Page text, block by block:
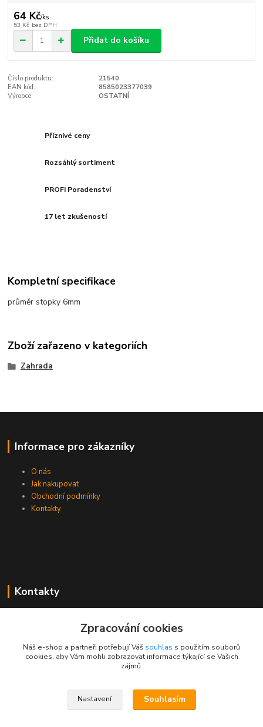
64 Kč/ks
53 Kč bez DPH
Přidat do košíku
Číslo produktu:
21540
EAN kód:
8585023377039
Výrobce:
OSTATNÍ
Příznivé ceny
Rozsáhlý sortiment
PROFI Poradenství
17 let zkušeností
Kompletní specifikace
průměr stopky 6mm
Zboží zařazeno v kategoriích
Zahrada
Informace pro zákazníky
O nás
Jak nakupovat
Obchodní podmínky
Kontakty
Kontakty
+420 733 530 378
(Po-Pá, 8-15 hod.)
Zpracování cookies
Náš e-shop a partneři potřebují Váš souhlas s použitím souborů
cookies, aby Vám mohli zobrazovat informace týkající se Vašich
zájmů.
Nastavení Souhlasím